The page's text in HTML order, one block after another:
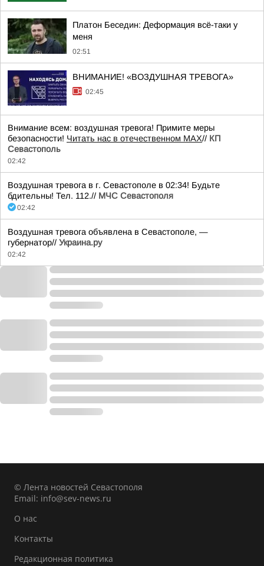
Платон Беседин: Деформация всё-таки у
меня
02:51
ВНИМАНИЕ! «ВОЗДУШНАЯ ТРЕВОГА»
02:45
Внимание всем: воздушная тревога! Примите меры
безопасности! Читать нас в отечественном MAX// КП
Севастополь
02:42
Воздушная тревога в г. Севастополе в 02:34! Будьте
бдительны! Тел. 112.// МЧС Севастополя
02:42
Воздушная тревога объявлена в Севастополе, —
губернатор// Украина.ру
02:42
© Лента новостей Севастополя
Email: info@sev-news.ru
О нас
Контакты
Редакционная политика